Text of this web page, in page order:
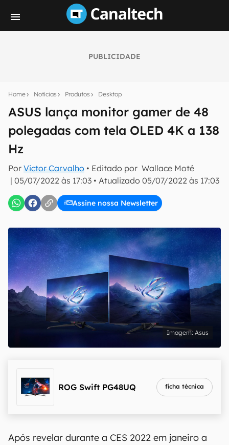
PUBLICIDADE
Home Notícias Produtos Desktop
ASUS lança monitor gamer de 48
polegadas com tela OLED 4K a 138
Hz
Por Victor Carvalho • Editado por Wallace Moté
| 05/07/2022 às 17:03 • Atualizado 05/07/2022 às 17:03
Assine nossa Newsletter
notícias e reviews sobre tecnologia em primeira
mão.
E-mail
inscreva-se
Confirmo que li, aceito e concordo com os Termos de
Uso e Política de Privacidade do Canaltech.
Asus
ROG Swift PG48UQ ficha técnica
Após revelar durante a CES 2022 em janeiro a